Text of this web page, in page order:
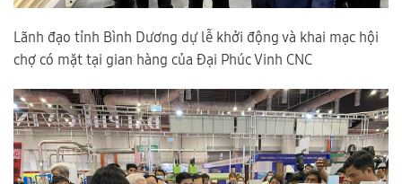
Lãnh đạo tỉnh Bình Dương dự lễ khởi động và khai mạc hội
chợ có mặt tại gian hàng của Đại Phúc Vinh CNC